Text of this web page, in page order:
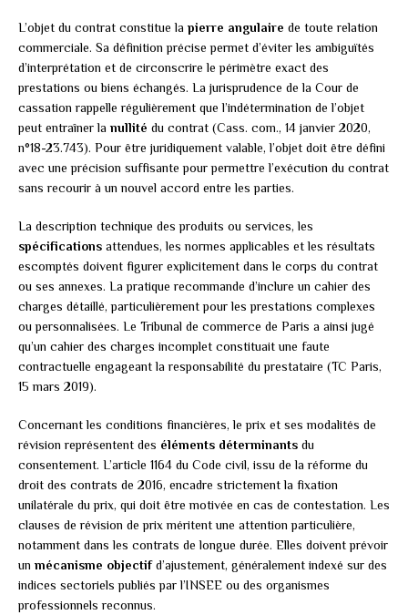
L’objet du contrat constitue la pierre angulaire de toute relation
commerciale. Sa définition précise permet d’éviter les ambiguïtés
d’interprétation et de circonscrire le périmètre exact des
prestations ou biens échangés. La jurisprudence de la Cour de
cassation rappelle régulièrement que l’indétermination de l’objet
peut entraîner la nullité du contrat (Cass. com., 14 janvier 2020,
n°18-23.743). Pour être juridiquement valable, l’objet doit être défini
avec une précision suffisante pour permettre l’exécution du contrat
sans recourir à un nouvel accord entre les parties.
La description technique des produits ou services, les
spécifications attendues, les normes applicables et les résultats
escomptés doivent figurer explicitement dans le corps du contrat
ou ses annexes. La pratique recommande d’inclure un cahier des
charges détaillé, particulièrement pour les prestations complexes
ou personnalisées. Le Tribunal de commerce de Paris a ainsi jugé
qu’un cahier des charges incomplet constituait une faute
contractuelle engageant la responsabilité du prestataire (TC Paris,
15 mars 2019).
Concernant les conditions financières, le prix et ses modalités de
révision représentent des éléments déterminants du
consentement. L’article 1164 du Code civil, issu de la réforme du
droit des contrats de 2016, encadre strictement la fixation
unilatérale du prix, qui doit être motivée en cas de contestation. Les
clauses de révision de prix méritent une attention particulière,
notamment dans les contrats de longue durée. Elles doivent prévoir
un mécanisme objectifd’ajustement, généralement indexé sur des
indices sectoriels publiés par l’INSEE ou des organismes
professionnels reconnus.